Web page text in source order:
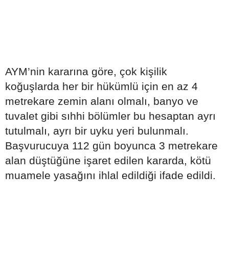
AYM’nin kararına göre, çok kişilik
koğuşlarda her bir hükümlü için en az 4
metrekare zemin alanı olmalı, banyo ve
tuvalet gibi sıhhi bölümler bu hesaptan ayrı
tutulmalı, ayrı bir uyku yeri bulunmalı.
Başvurucuya 112 gün boyunca 3 metrekare
alan düştüğüne işaret edilen kararda, kötü
muamele yasağını ihlal edildiği ifade edildi.